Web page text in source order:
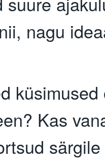
nagu
küsimused
Kas